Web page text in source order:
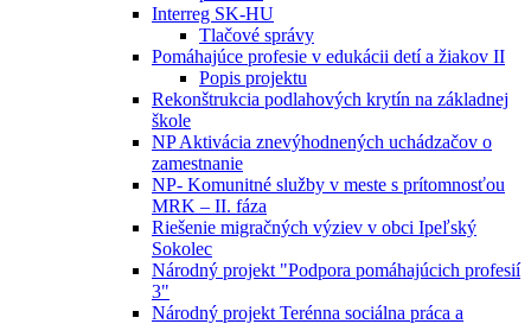
Interreg SK-HU
Tlačové správy
Pomáhajúce profesie v edukácii detí a žiakov II
Popis projektu
Rekonštrukcia podlahových krytín na základnej
škole
NP Aktivácia znevýhodnených uchádzačov o
zamestnanie
NP- Komunitné služby v meste s prítomnosťou
MRK – II. fáza
Riešenie migračných výziev v obci Ipeľský
Sokolec
Národný projekt "Podpora pomáhajúcich profesií
3"
Národný projekt Terénna sociálna práca a